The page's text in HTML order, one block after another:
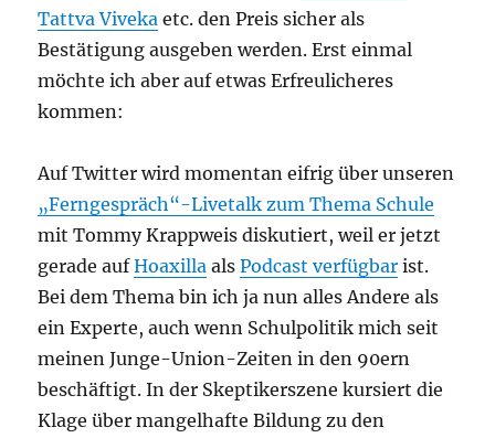
Tattva Viveka etc. den Preis sicher als
Bestätigung ausgeben werden. Erst einmal
möchte ich aber auf etwas Erfreulicheres
kommen:
Auf Twitter wird momentan eifrig über unseren
„Ferngespräch“-Livetalk zum Thema Schule
mit Tommy Krappweis diskutiert, weil er jetzt
gerade aufHoaxilla alsPodcast verfügbar ist.
Bei dem Thema bin ich ja nun alles Andere als
ein Experte, auch wenn Schulpolitik mich seit
meinen Junge-Union-Zeiten in den 90ern
beschäftigt. In der Skeptikerszene kursiert die
Klage über mangelhafte Bildung zu den